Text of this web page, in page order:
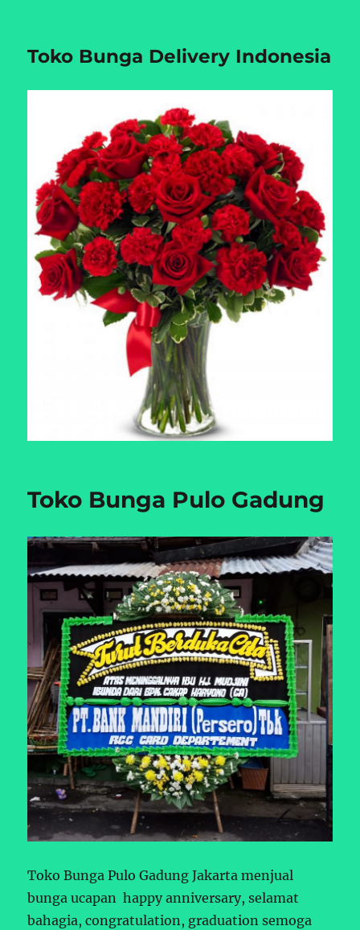
Toko Bunga Delivery Indonesia
Toko Bunga Pulo Gadung
Toko Bunga Pulo Gadung Jakarta menjual
bunga ucapan happy anniversary, selamat
bahagia, congratulation, graduation semoga